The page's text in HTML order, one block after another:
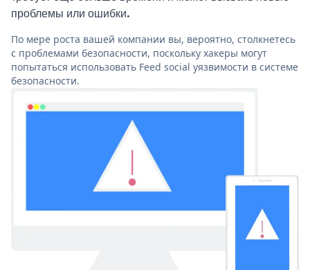
проблемы или ошибки.
По мере роста вашей компании вы, вероятно, столкнетесь
с проблемами безопасности, поскольку хакеры могут
попытаться использовать Feed social уязвимости в системе
безопасности.